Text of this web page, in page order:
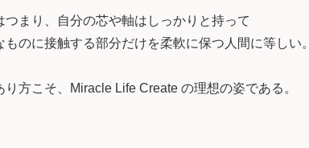
つまり、自分の芯や軸はしっかりと持って
ものに接触する部分だけを柔軟に保つ人間に等しい。
り方こそ、Miracle Life Create の理想の姿である。